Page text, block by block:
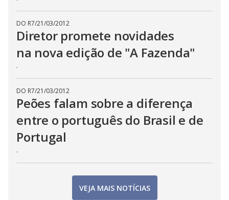
DO R7/21/03/2012
Diretor promete novidades
na nova edição de "A Fazenda"
.
DO R7/21/03/2012
Peões falam sobre a diferença
entre o português do Brasil e de
Portugal
.
VEJA MAIS NOTÍCIAS